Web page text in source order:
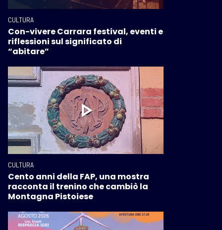
CULTURA
Con-vivere Carrara festival, eventi e
riflessioni sul significato di
“abitare”
CULTURA
Cento anni della FAP, una mostra
racconta il trenino che cambiò la
Montagna Pistoiese